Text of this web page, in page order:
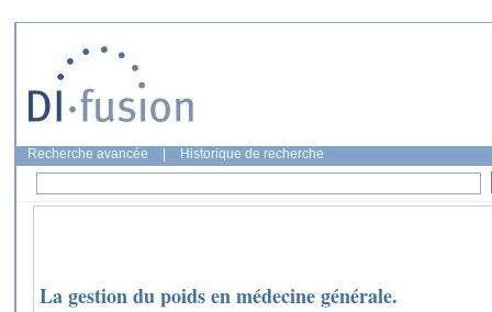
Recherche avancée Historique de recherche
La gestion du poids en médecine générale.